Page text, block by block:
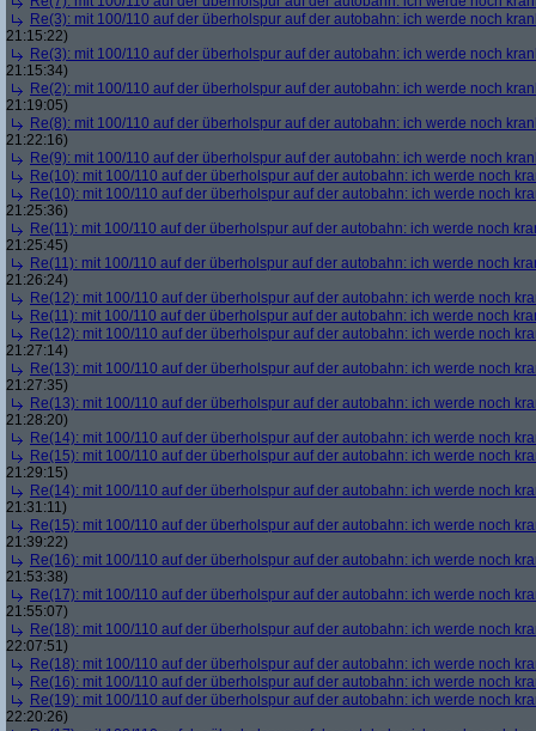
Re(3): mit 100/110 auf der überholspur auf der autobahn: ich werde noch
21:15:22)
Re(3): mit 100/110 auf der überholspur auf der autobahn: ich werde noch
21:15:34)
Re(2): mit 100/110 auf der überholspur auf der autobahn: ich werde noch
21:19:05)
Re(8): mit 100/110 auf der überholspur auf der autobahn: ich werde noch
21:22:16)
Re(9): mit 100/110 auf der überholspur auf der autobahn: ich werde noch
Re(10): mit 100/110 auf der überholspur auf der autobahn: ich werde noch
Re(10): mit 100/110 auf der überholspur auf der autobahn: ich werde noch
21:25:36)
Re(11): mit 100/110 auf der überholspur auf der autobahn: ich werde noch
21:25:45)
Re(11): mit 100/110 auf der überholspur auf der autobahn: ich werde noch
21:26:24)
Re(12): mit 100/110 auf der überholspur auf der autobahn: ich werde noch
Re(11): mit 100/110 auf der überholspur auf der autobahn: ich werde noch
Re(12): mit 100/110 auf der überholspur auf der autobahn: ich werde noch
21:27:14)
Re(13): mit 100/110 auf der überholspur auf der autobahn: ich werde noch
21:27:35)
Re(13): mit 100/110 auf der überholspur auf der autobahn: ich werde noch
21:28:20)
Re(14): mit 100/110 auf der überholspur auf der autobahn: ich werde noch
Re(15): mit 100/110 auf der überholspur auf der autobahn: ich werde noch
21:29:15)
Re(14): mit 100/110 auf der überholspur auf der autobahn: ich werde noch
21:31:11)
Re(15): mit 100/110 auf der überholspur auf der autobahn: ich werde noch
21:39:22)
Re(16): mit 100/110 auf der überholspur auf der autobahn: ich werde noch
21:53:38)
Re(17): mit 100/110 auf der überholspur auf der autobahn: ich werde noch
21:55:07)
Re(18): mit 100/110 auf der überholspur auf der autobahn: ich werde noch
22:07:51)
Re(18): mit 100/110 auf der überholspur auf der autobahn: ich werde noch
Re(16): mit 100/110 auf der überholspur auf der autobahn: ich werde noch
Re(19): mit 100/110 auf der überholspur auf der autobahn: ich werde noch
22:20:26)